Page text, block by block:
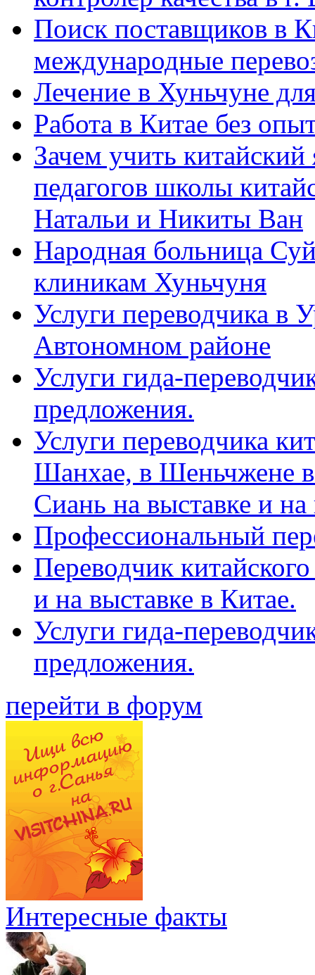
Поиск поставщиков в
международные
Лечение в Хуньчуне
Работа в Китае без
Зачем учить
педагогов школы
Натальи и Никиты Ван
Народная больница
клиникам Хуньчуня
Услуги переводчика в
Автономном районе
Услуги гида-
предложения.
Услуги переводчика
Шанхае, в Шеньчжене
Сиань на выставке и
Профессиональный
Переводчик
и на выставке в Китае.
Услуги гида-
предложения.
перейти в форум
Интересные факты